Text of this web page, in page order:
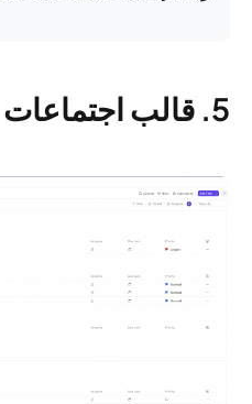
5. قالب اجتماعات ClickUp